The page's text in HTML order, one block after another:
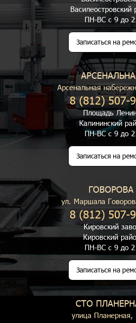
Василеостровский
ПН-ВС с 9 до
Записаться на
Арсенальная
8 (812) 507-
Площадь
Калининский
ПН-ВС с 9 до
Записаться на
ГОВОРОВА
ул. Маршала
8 (812) 507-
Кировский
Кировский
ПН-ВС с 9 до
Записаться на
СТО
улица Планерная,